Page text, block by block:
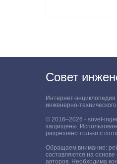
Совет
Интернет-энциклопедия
инженерно-
© 2016–2026 - sovet-
защищены.
разрешено только с
Обращаем внимание:
составляются на
авторов. Необходима